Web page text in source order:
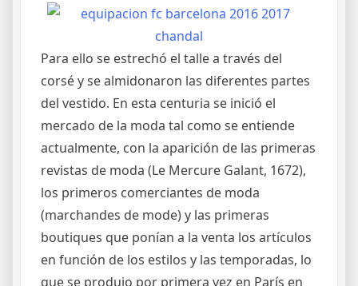
Para ello se estrechó el talle a través del
corsé y se almidonaron las diferentes partes
del vestido. En esta centuria se inició el
mercado de la moda tal como se entiende
actualmente, con la aparición de las primeras
revistas de moda (Le Mercure Galant, 1672),
los primeros comerciantes de moda
(marchandes de mode) y las primeras
boutiques que ponían a la venta los artículos
en función de los estilos y las temporadas, lo
que se produjo por primera vez en París en